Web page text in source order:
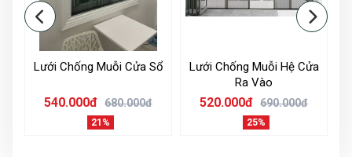
Rèm sử dụng rất dễ dàng, đơn giản. Hiệu quả cản sáng,
cách nhiệt điều hòa lên tới 98%.
Rèm kéo cánh linh động
Lưới Chống Muỗi Cửa Sổ
540.000đ 680.000đ
21%
Lưới Chống Muỗi Hệ Cửa
Ra Vào
520.000đ 690.000đ
25%